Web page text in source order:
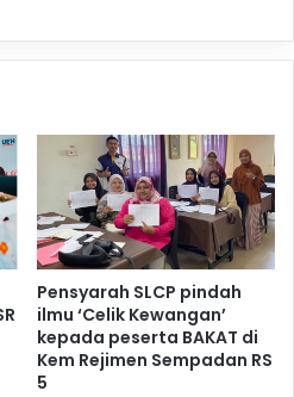
Pensyarah SLCP pindah
ilmu ‘Celik Kewangan’
kepada peserta BAKAT di
Kem Rejimen Sempadan RS
5